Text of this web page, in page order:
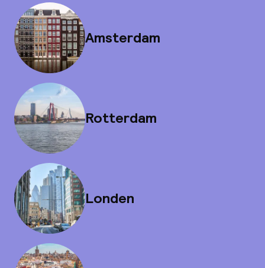
Amsterdam
Rotterdam
Londen